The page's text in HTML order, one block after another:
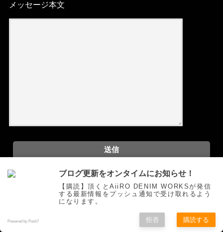
メッセージ本文
問い合わせtest
お問い合わせフォーム
ブログ更新をオンタイムにお知らせ！
【購読】頂くとAiiRO DENIM WORKSが発信
する最新情報をプッシュ通知で受け取れるよう
になります。
Powered by Push7 拒否 購読する